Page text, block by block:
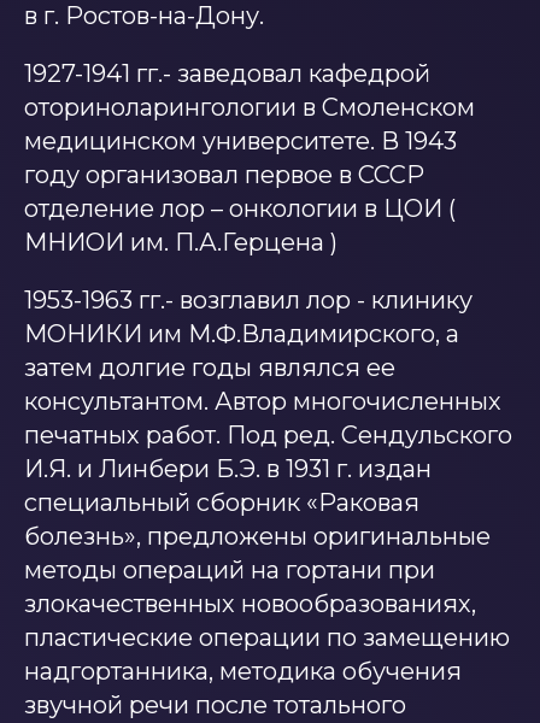
в г. Ростов-на-Дону.
1927-1941 гг.- заведовал кафедрой
оториноларингологии в Смоленском
медицинском университете. В 1943
году организовал первое в СССР
отделение лор – онкологии в ЦОИ (
МНИОИ им. П.А.Герцена )
1953-1963 гг.- возглавил лор - клинику
МОНИКИ им М.Ф.Владимирского, а
затем долгие годы являлся ее
консультантом. Автор многочисленных
печатных работ. Под ред. Сендульского
И.Я. и Линбери Б.Э. в 1931 г. издан
специальный сборник «Раковая
болезнь», предложены оригинальные
методы операций на гортани при
злокачественных новообразованиях,
пластические операции по замещению
надгортанника, методика обучения
звучной речи после тотального